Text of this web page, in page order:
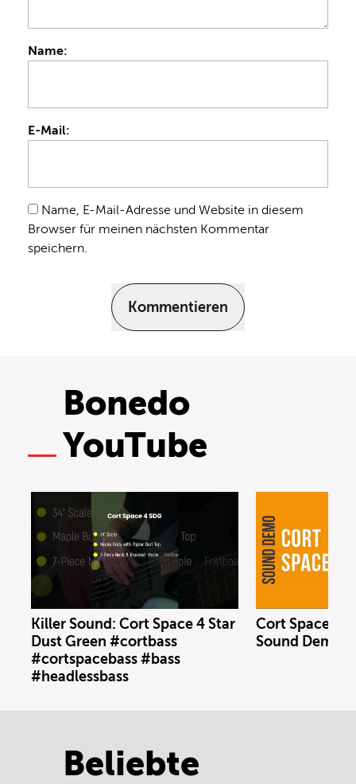
Name:
E-Mail:
Name, E-Mail-Adresse und Website in diesem
Browser für meinen nächsten Kommentar
speichern.
Kommentieren
Bonedo
YouTube
Killer Sound: Cort Space 4 Star
Dust Green #cortbass
#cortspacebass #bass
#headlessbass
Cort Space 4
Sound Demo
Beliebte